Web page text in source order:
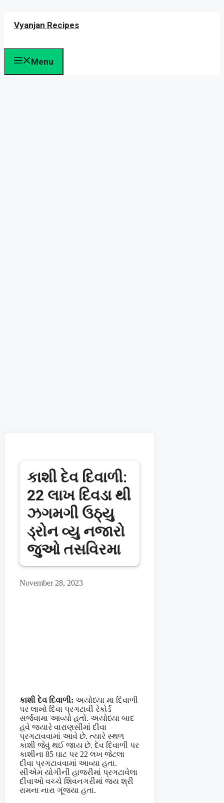
Vyanjan Recipes
Menu
કાશી દેવ દિવાળી:
22 લાખ દિવડા થી
ઝગમગી ઉઠ્યુ
ડ્રોન વ્યુ નજારો
જુઓ તસવિરમા
November 28, 2023
કાશી દેવ દિવાળી: અયોધ્યા મા દિવાળી
પર લાખો દિવા પ્રગટાવી રેકોર્ડ
સર્જવામા આવ્યો હતો. અયોધ્યા બાદ
હવે જ્યારે વારાણસીમાં દીવા
પ્રગટાવવામાં આવે છે. ત્યારે સ્થળ
કાશી જેવું થઈ જાય છે. દેવ દિવાળી પર
કાશીના 85 ઘાટ પર 22 લખ જેટલા
દીવા પ્રગટાવવામાં આવ્યા હતા.
સીએમ યોગીની હાજરીમાં પ્રગટાવેલા
દીવાઓ વચ્ચે શિવનગરીમાં જય શ્રી
રામના નારા ગૂંજયા હતા.